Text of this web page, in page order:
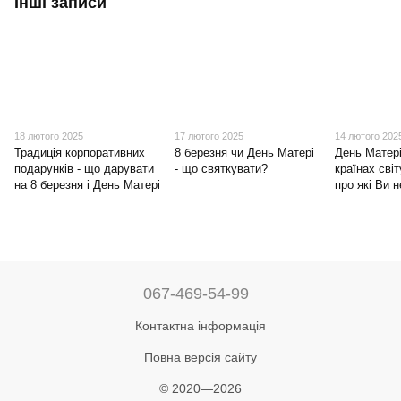
18 лютого 2025
Традиція корпоративних
подарунків - що дарувати
на 8 березня і День Матері
17 лютого 2025
8 березня чи День Матері
- що святкувати?
14 лютого
День
країнах
про які Ви
067-469-54-99
Контактна інформація
Повна версія сайту
© 2020—2026